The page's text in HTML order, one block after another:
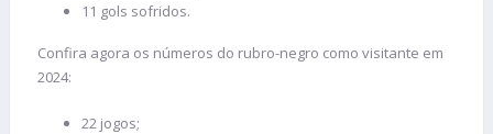
11 gols sofridos.
Confira agora os números do rubro-negro como visitante em
2024:
22 jogos;